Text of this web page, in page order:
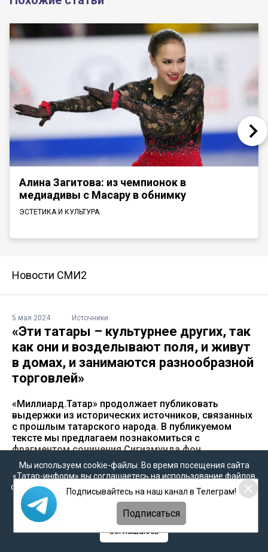
Алина Загитова: из чемпионок в
медиадивы с Масару в обнимку
ЭСТЕТИКА И КУЛЬТУРА
Новости СМИ2
5 мая 2024 Источники
«Эти татары – культурнее других, так
как они и возделывают поля, и живут
в домах, и занимаются разнообразной
торговлей»
«Миллиард.Татар» продолжает публиковать
выдержки из исторических источников, связанных
с прошлым татарского народа. В публикуемом
тексте мы предлагаем познакомиться с
фрагментом сочинения Сигизмунда фон
Герберштейн «Записки о Московии». Публикация
является фрагментом коллективной монографии
Института истории им. Марджани – «История татар.
Том IV. Татарские государства XV-XVIII вв».
Часть 1:
Письмо Иосифа, сына Аарона: «Я
происхожу от сыновей Хазара, седьмого из
Мы используем cookie-файлы. Во время посещения сайта
«Татар-информ» вы соглашаетесь на использование файлов
cookie в соответствии с настоящим уведомлением, согласием
наобработку персональных данных,Политикой о
персональных данных
Политикой конфиденциальности
Соглашаюсь
Подписывайтесь на наш канал в Телеграм!
Подписаться